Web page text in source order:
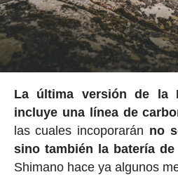
La última versión de la
incluye una línea de
las cuales incoporarán no
sino también la batería de
Shimano hace ya algunos